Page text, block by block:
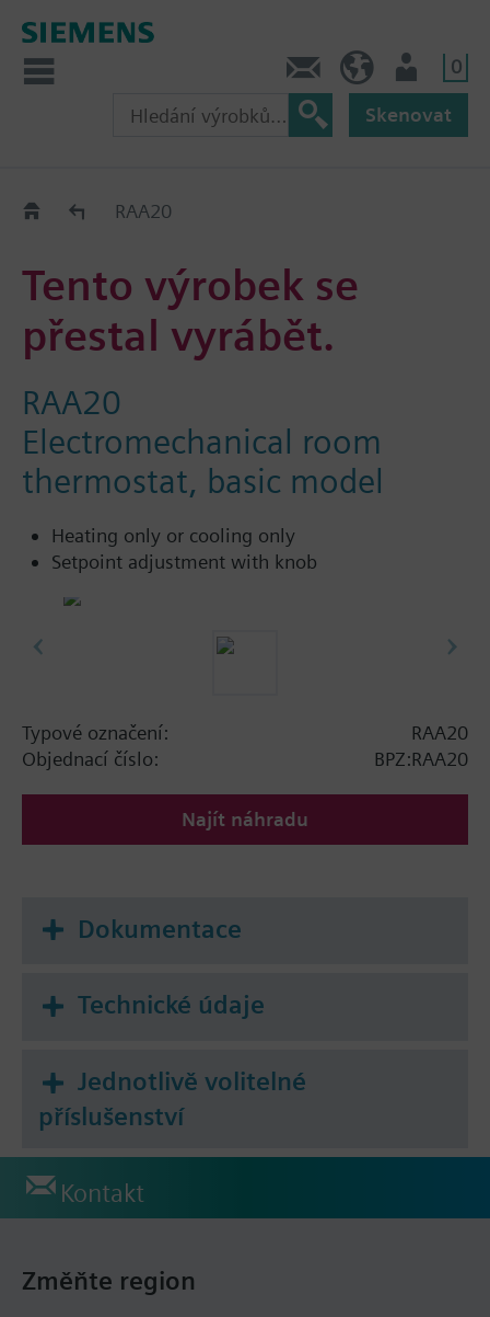
0
Skenovat
Old2NewRAA20
Tento výrobek se
přestal vyrábět.
RAA20
Electromechanical room
thermostat, basic model
Heating only or cooling only
Setpoint adjustment with knob
Typové označení:
RAA20
Objednací číslo:
BPZ:RAA20
Najít náhradu
Dokumentace
Technické údaje
Jednotlivě volitelné
příslušenství
Kontakt
Změňte region